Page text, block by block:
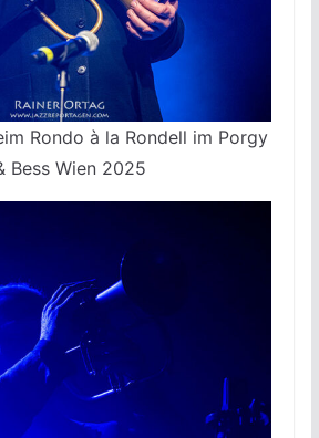
Rondo à la Rondell im Porgy
Bess Wien 2025